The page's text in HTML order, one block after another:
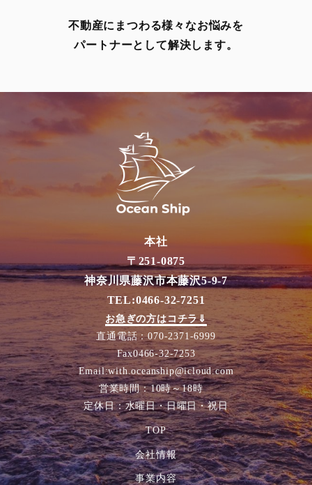
不動産にまつわる様々なお悩みを
パートナーとして解決します。
本社
〒251-0875
神奈川県藤沢市本藤沢5-9-7
TEL:0466-32-7251
お急ぎの方はコチラ⇓
直通電話：070-2371-6999
Fax0466-32-7253
Email:with.oceanship@icloud.com
営業時間：10時～18時
定休日：水曜日・日曜日・祝日
TOP
会社情報
事業内容